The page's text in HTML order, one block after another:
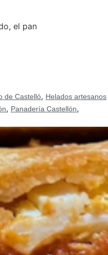
el pan
de Castelló, Helados artesanos
, Panadería Castellón,